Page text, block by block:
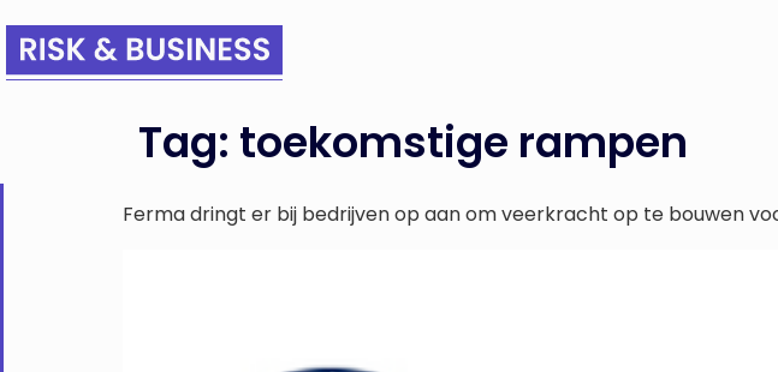
Tag: toekomstige rampen
Ferma dringt er bij bedrijven op aan om veerkracht op te bouwen